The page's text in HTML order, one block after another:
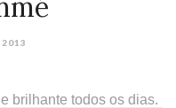
brilhante todos os dias.